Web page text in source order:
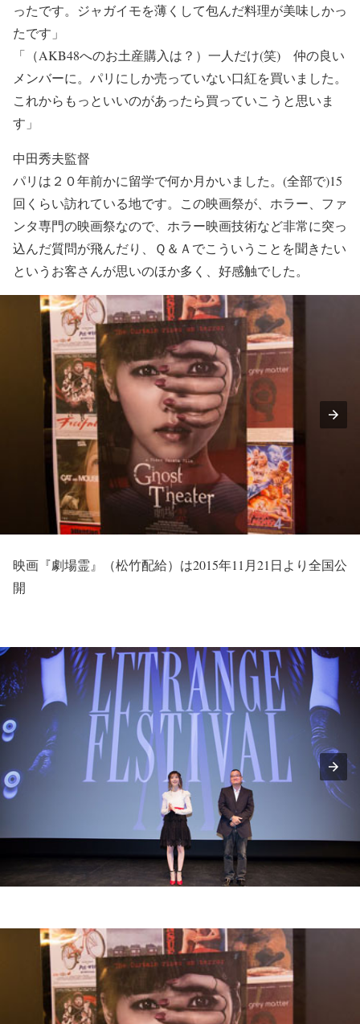
ったです。ジャガイモを薄くして包んだ料理が美味しかっ
たです」
「（AKB48へのお土産購入は？）一人だけ(笑) 仲の良い
メンバーに。パリにしか売っていない口紅を買いました。
これからもっといいのがあったら買っていこうと思いま
す」
中田秀夫監督
パリは２０年前かに留学で何か月かいました。(全部で)15
回くらい訪れている地です。この映画祭が、ホラー、ファ
ンタ専門の映画祭なので、ホラー映画技術など非常に突っ
込んだ質問が飛んだり、Ｑ＆Ａでこういうことを聞きたい
というお客さんが思いのほか多く、好感触でした。
映画『劇場霊』（松竹配給）は2015年11月21日より全国公
開